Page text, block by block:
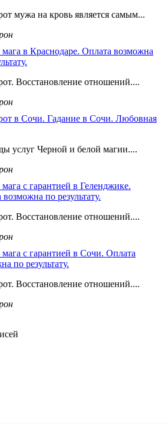
мужа на кровь является самым...
мага в Краснодаре. Оплата возможна
Восстановление отношений....
в Сочи. Гадание в Сочи. Любовная
услуг Черной и белой магии....
с гарантией в Геленджике.
по результату.
Восстановление отношений....
мага с гарантией в Сочи. Оплата
по результату.
Восстановление отношений....